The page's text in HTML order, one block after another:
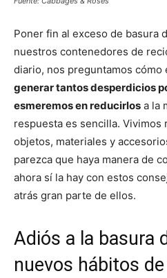
Poner fin al exceso de basura
nuestros contenedores de
diario, nos preguntamos cómo
generar tantos desperdicios
esmeremos en reducirlos a la
respuesta es sencilla. Vivimos
objetos, materiales y
parezca que haya manera de
ahora sí la hay con estos
atrás gran parte de ellos.
Adiós a la basura
nuevos hábitos